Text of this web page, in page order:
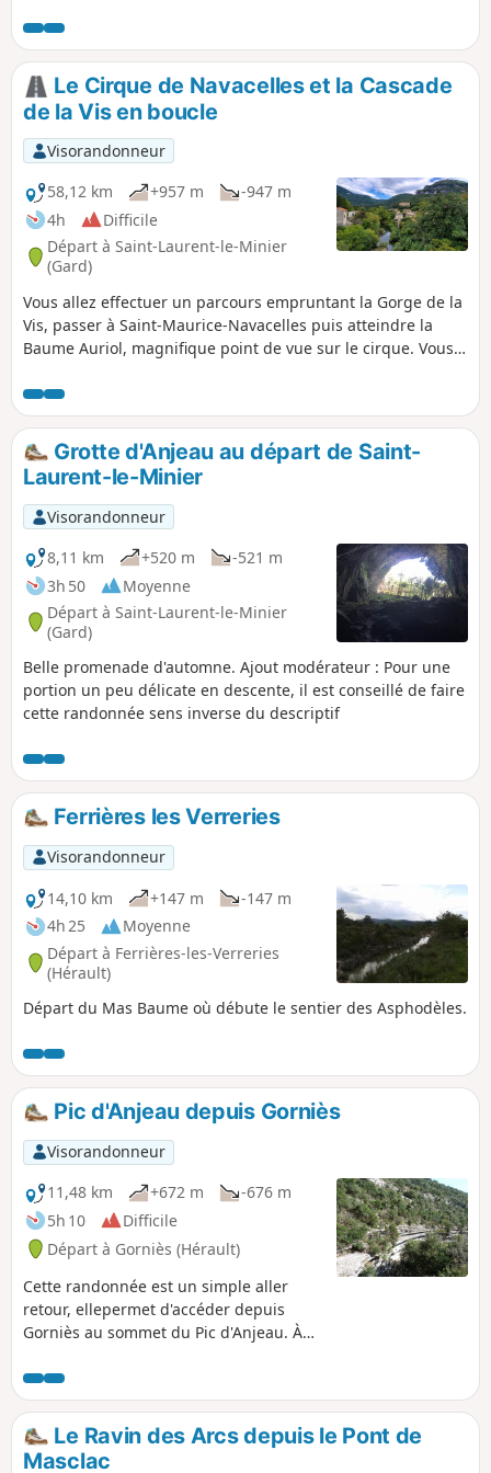
paix.
Le Cirque de Navacelles et la Cascade
de la Vis en boucle
Visorandonneur
58,12 km
+957 m
-947 m
4h
Difficile
Départ à Saint-Laurent-le-Minier
(Gard)
Vous allez effectuer un parcours empruntant la Gorge de la
Vis, passer à Saint-Maurice-Navacelles puis atteindre la
Baume Auriol, magnifique point de vue sur le cirque. Vous
ascension, la D713 vous fera apercevoir les différentes
facettes du cirque avant de rejoindre Blandas et
Montdardier. À la fin de la boucle, après la sortie de Saint-
Laurent-le-Minier, vous attendra également la belle Cascade
de la Vis.
Grotte d'Anjeau au départ de Saint-
Laurent-le-Minier
Visorandonneur
8,11 km
+520 m
-521 m
3h 50
Moyenne
Départ à Saint-Laurent-le-Minier
(Gard)
Belle promenade d'automne. Ajout modérateur : Pour une
portion un peu délicate en descente, il est conseillé de faire
cette randonnée sens inverse du descriptif
Ferrières les Verreries
Visorandonneur
14,10 km
+147 m
-147 m
4h 25
Moyenne
Départ à Ferrières-les-Verreries
(Hérault)
Départ du Mas Baume où débute le sentier des Asphodèles.
Pic d'Anjeau depuis Gorniès
Visorandonneur
11,48 km
+672 m
-676 m
5h 10
Difficile
Départ à Gorniès (Hérault)
Cette randonnée est un simple aller
retour, ellepermet d'accéder depuis
Gorniès au sommet du Pic d'Anjeau. À
massif de l'Aigoual d'une part et sur les
étangs et la mer d'autre part par temps
clair.Le Ravin des Arcs depuis le Pont de
Masclac